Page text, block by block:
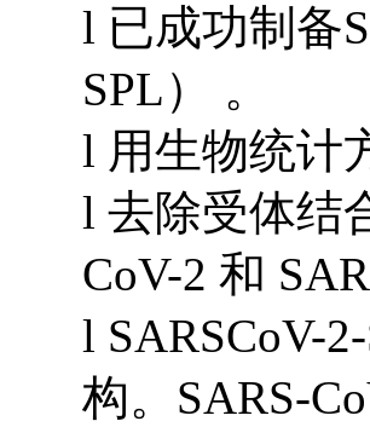
l 已成功制备
SPL） 。
l 用生物统计
l 去除受体结
CoV-2 和
l SARSCoV-
构。 SARS-